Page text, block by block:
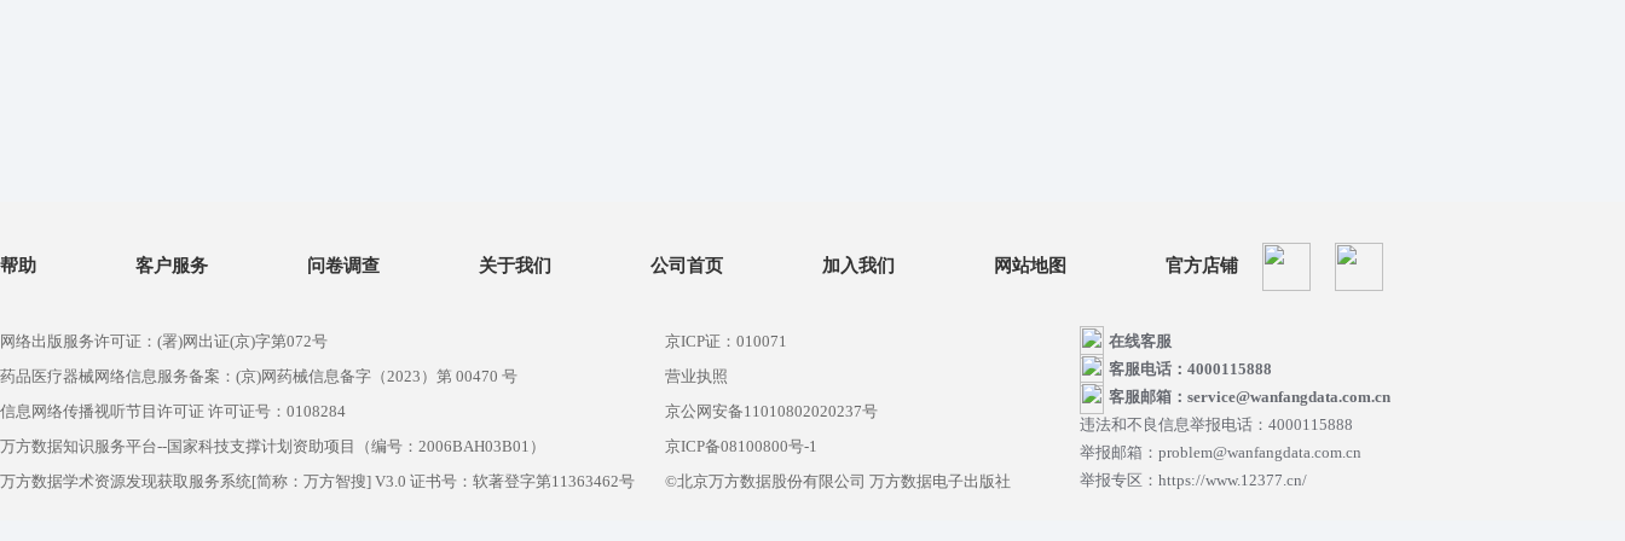
帮助 客户服务 问卷调查 关于我们 公司首页 加入我们 网站地图 官方店铺
网络出版服务许可证：(署)网出证(京)字第072号
药品医疗器械网络信息服务备案：(京)网药械信息备字（2023）第 00470 号
信息网络传播视听节目许可证 许可证号：0108284
万方数据知识服务平台--国家科技支撑计划资助项目（编号：2006BAH03B01）
万方数据学术资源发现获取服务系统[简称：万方智搜] V3.0 证书号：软著登字第11363462号
京ICP证：010071
营业执照
京公网安备11010802020237号
京ICP备08100800号-1
©北京万方数据股份有限公司 万方数据电子出版社
在线客服
客服电话：4000115888
客服邮箱：service@wanfangdata.com.cn
违法和不良信息举报电话：4000115888
举报邮箱：problem@wanfangdata.com.cn
举报专区：https://www.12377.cn/